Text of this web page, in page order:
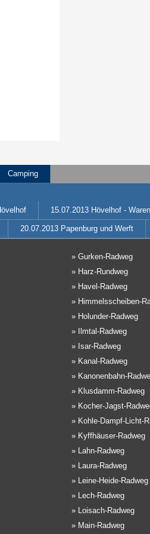
Camping
15.07.2013 Hövelhof -
20.07.2013 Papenburg und Werft
» Gurken-Radweg
» Harz-Rundweg
» Havel-Radweg
» Himmelsscheiben-
» Holunder-Radweg
»
Ilmtal-Radweg
» Isar-Radweg
» Kanal-Radweg
» Kanonenbahn-
» Klusdamm-Radweg
» Kocher-Jagst-
» Kohle-Dampf-Licht-
» Kyffhäuser-Radweg
» Lahn-Radweg
» Laura-Radweg
» Leine-Heide-Radweg
» Lech-Radweg
» Loisach-Radweg
» Main-Radweg